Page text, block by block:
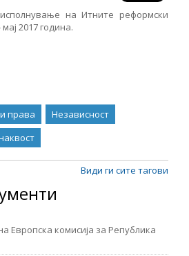
април. Извештајот е подготвен во
„Мрежа 23+“, финансиран од
на Итните реформски
2017 година.
права
Независност
Види ги сите тагови
Европска комисија за Република